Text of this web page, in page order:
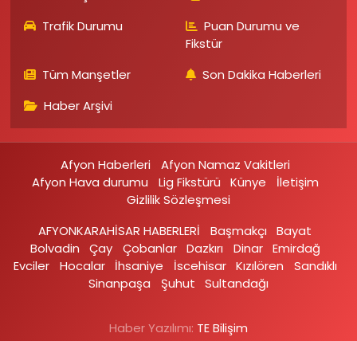
Trafik Durumu
Puan Durumu ve
Fikstür
Tüm Manşetler
Son Dakika Haberleri
Haber Arşivi
Afyon Haberleri
Afyon Namaz Vakitleri
Afyon Hava durumu
Lig Fikstürü Künye
İletişim
Gizlilik Sözleşmesi
AFYONKARAHİSAR HABERLERİ
Başmakçı
Bayat
Bolvadin
Çay Çobanlar Dazkırı Dinar Emirdağ‎
Evciler‎
Hocalar İhsaniye‎ İscehisar Kızılören‎
Sandıklı‎
Sinanpaşa
Şuhut Sultandağı
Haber Yazılımı: TE Bilişim